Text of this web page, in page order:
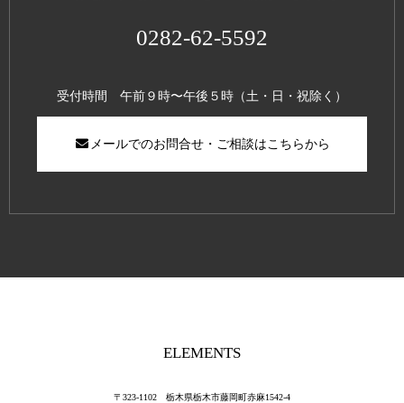
0282-62-5592
受付時間 午前９時〜午後５時（土・日・祝除く）
メールでのお問合せ・ご相談はこちらから
ELEMENTS
〒323-1102 栃木県栃木市藤岡町赤麻1542-4